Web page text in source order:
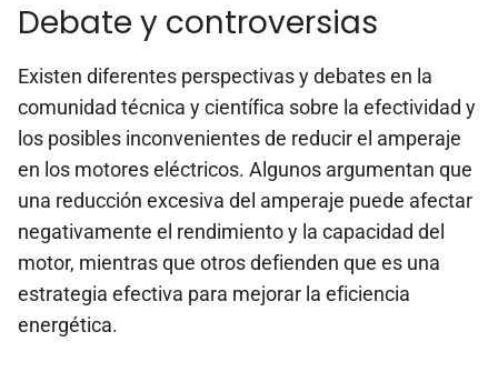
Debate y controversias
Existen diferentes perspectivas y debates en la
comunidad técnica y científica sobre la efectividad y
los posibles inconvenientes de reducir el amperaje
en los motores eléctricos. Algunos argumentan que
una reducción excesiva del amperaje puede afectar
negativamente el rendimiento y la capacidad del
motor, mientras que otros defienden que es una
estrategia efectiva para mejorar la eficiencia
energética.